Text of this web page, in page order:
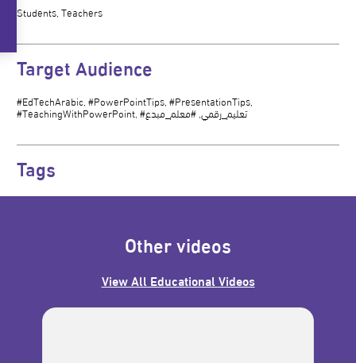
Students, Teachers
Target Audience
#EdTechArabic, #PowerPointTips, #PresentationTips,
#TeachingWithPowerPoint, #تعليم_رقمي, #معلم_مبدع
Tags
Other videos
View All Educational Videos